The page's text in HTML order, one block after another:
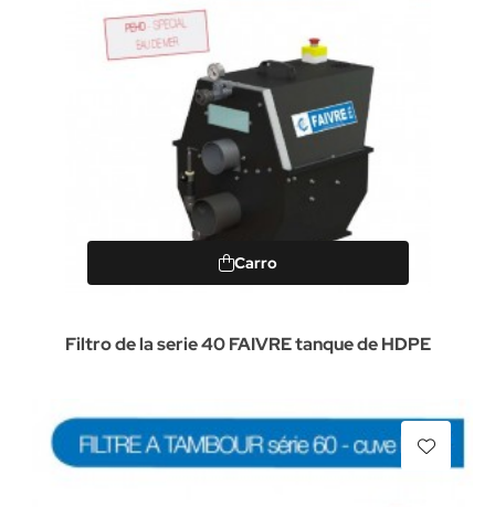
Carro
Filtro de la serie 40 FAIVRE tanque de HDPE